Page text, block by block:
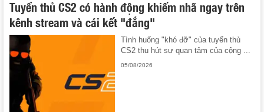
Tuyển thủ CS2 có hành động khiếm nhã ngay trên
kênh stream và cái kết "đắng"
Tình huống "khó đỡ" của tuyển thủ
CS2 thu hút sự quan tâm của cộng ...
05/08/2026